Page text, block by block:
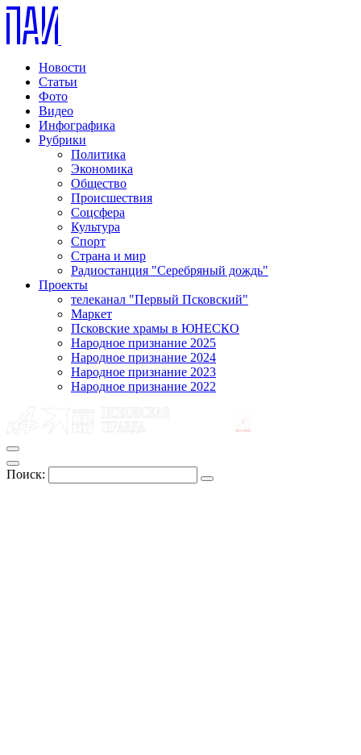
Новости
Статьи
Фото
Видео
Инфографика
Рубрики
Политика
Экономика
Общество
Происшествия
Соцсфера
Культура
Спорт
Страна и мир
Радиостанция "Серебряный дождь"
Проекты
телеканал "Первый Псковский"
Маркет
Псковские храмы в ЮНЕСКО
Народное признание 2025
Народное признание 2024
Народное признание 2023
Народное признание 2022
Поиск: